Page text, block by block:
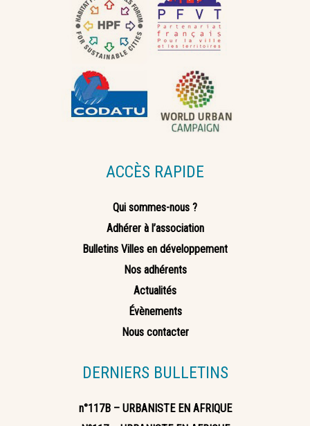
ACCÈS RAPIDE
Qui sommes-nous ?
Adhérer à l’association
Bulletins Villes en développement
Nos adhérents
Actualités
Évènements
Nous contacter
DERNIERS BULLETINS
n°117B – URBANISTE EN AFRIQUE